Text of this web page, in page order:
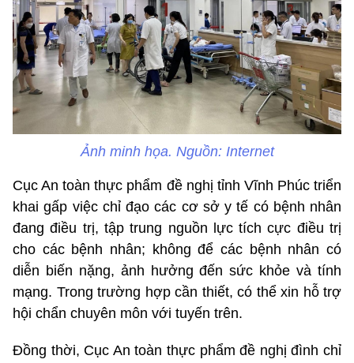
Ảnh minh họa. Nguồn: Internet
Cục An toàn thực phẩm đề nghị tỉnh Vĩnh Phúc triển
khai gấp việc chỉ đạo các cơ sở y tế có bệnh nhân
đang điều trị, tập trung nguồn lực tích cực điều trị
cho các bệnh nhân; không để các bệnh nhân có
diễn biến nặng, ảnh hưởng đến sức khỏe và tính
mạng. Trong trường hợp cần thiết, có thể xin hỗ trợ
hội chẩn chuyên môn với tuyến trên.
Đồng thời, Cục An toàn thực phẩm đề nghị đình chỉ